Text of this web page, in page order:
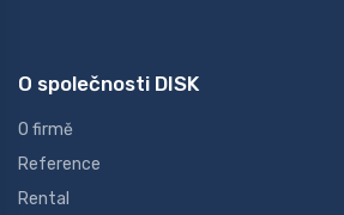
O společnosti DISK
O firmě
Reference
Rental